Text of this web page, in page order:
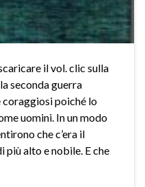
il vol. clic sulla
seconda guerra
poiché lo
uomini. In un modo
che c’era il
più alto e nobile. E che